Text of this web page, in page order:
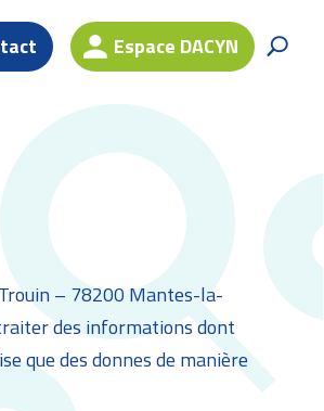
Espace DACYN U
– 78200 Mantes-la-
des informations dont
que des donnes de manière